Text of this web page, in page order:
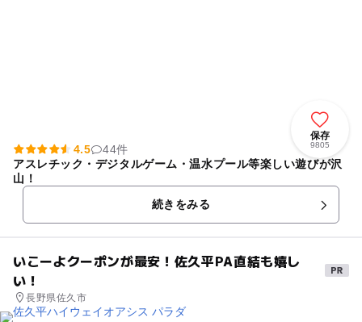
保存
9805
4.5
44件
アスレチック・デジタルゲーム・温水プール等楽しい遊びが沢
山！
続きをみる
いこーよクーポンが最安！佐久平PA直結も嬉し
い！
長野県佐久市